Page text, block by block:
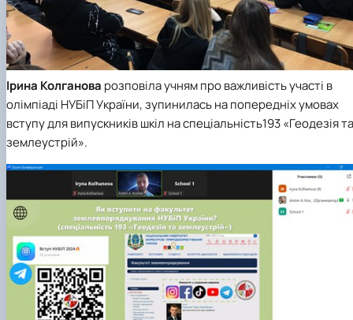
Ірина Колганова розповіла учням про важливість участі в
олімпіаді НУБіП України, зупинилась на попередніх умовах
вступу для випускників шкіл на спеціальність193 «Геодезія та
землеустрій».